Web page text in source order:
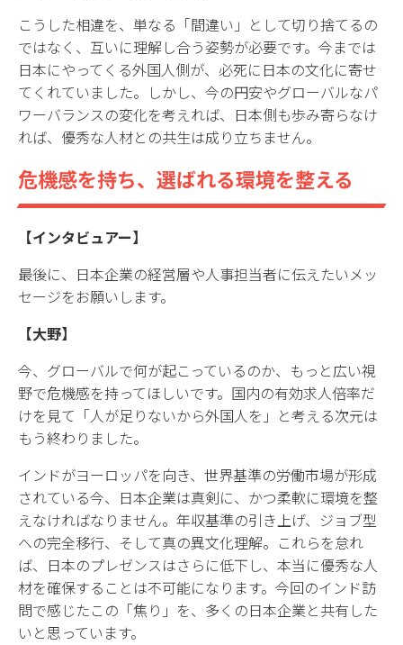
こうした相違を、単なる「間違い」として切り捨てるの
ではなく、互いに理解し合う姿勢が必要です。今までは
日本にやってくる外国人側が、必死に日本の文化に寄せ
てくれていました。しかし、今の円安やグローバルなパ
ワーバランスの変化を考えれば、日本側も歩み寄らなけ
れば、優秀な人材との共生は成り立ちません。
危機感を持ち、選ばれる環境を整える
【インタビュアー】
最後に、日本企業の経営層や人事担当者に伝えたいメッ
セージをお願いします。
【大野】
今、グローバルで何が起こっているのか、もっと広い視
野で危機感を持ってほしいです。国内の有効求人倍率だ
けを見て「人が足りないから外国人を」と考える次元は
もう終わりました。
インドがヨーロッパを向き、世界基準の労働市場が形成
されている今、日本企業は真剣に、かつ柔軟に環境を整
えなければなりません。年収基準の引き上げ、ジョブ型
への完全移行、そして真の異文化理解。これらを怠れ
ば、日本のプレゼンスはさらに低下し、本当に優秀な人
材を確保することは不可能になります。今回のインド訪
問で感じたこの「焦り」を、多くの日本企業と共有した
いと思っています。